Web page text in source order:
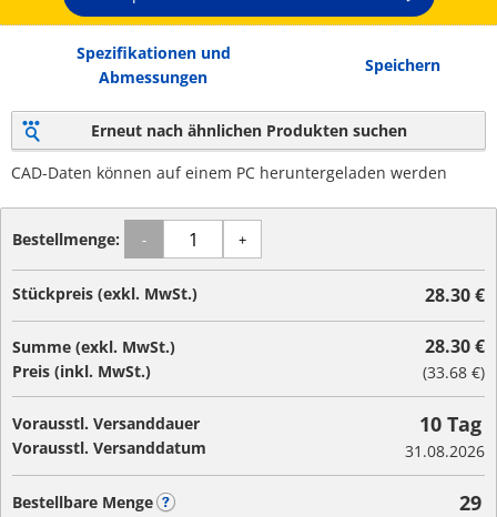
Spezifikationen und
Abmessungen
Speichern
Erneut nach ähnlichen Produkten suchen
CAD-Daten können auf einem PC heruntergeladen werden
Bestellmenge: - +
Stückpreis (exkl. MwSt.) 28.30 €
Summe (exkl. MwSt.)
Preis (inkl. MwSt.)
28.30 €
(33.68 €)
Vorausstl. Versanddauer
Vorausstl. Versanddatum
10 Tag
31.08.2026
Bestellbare Menge 29